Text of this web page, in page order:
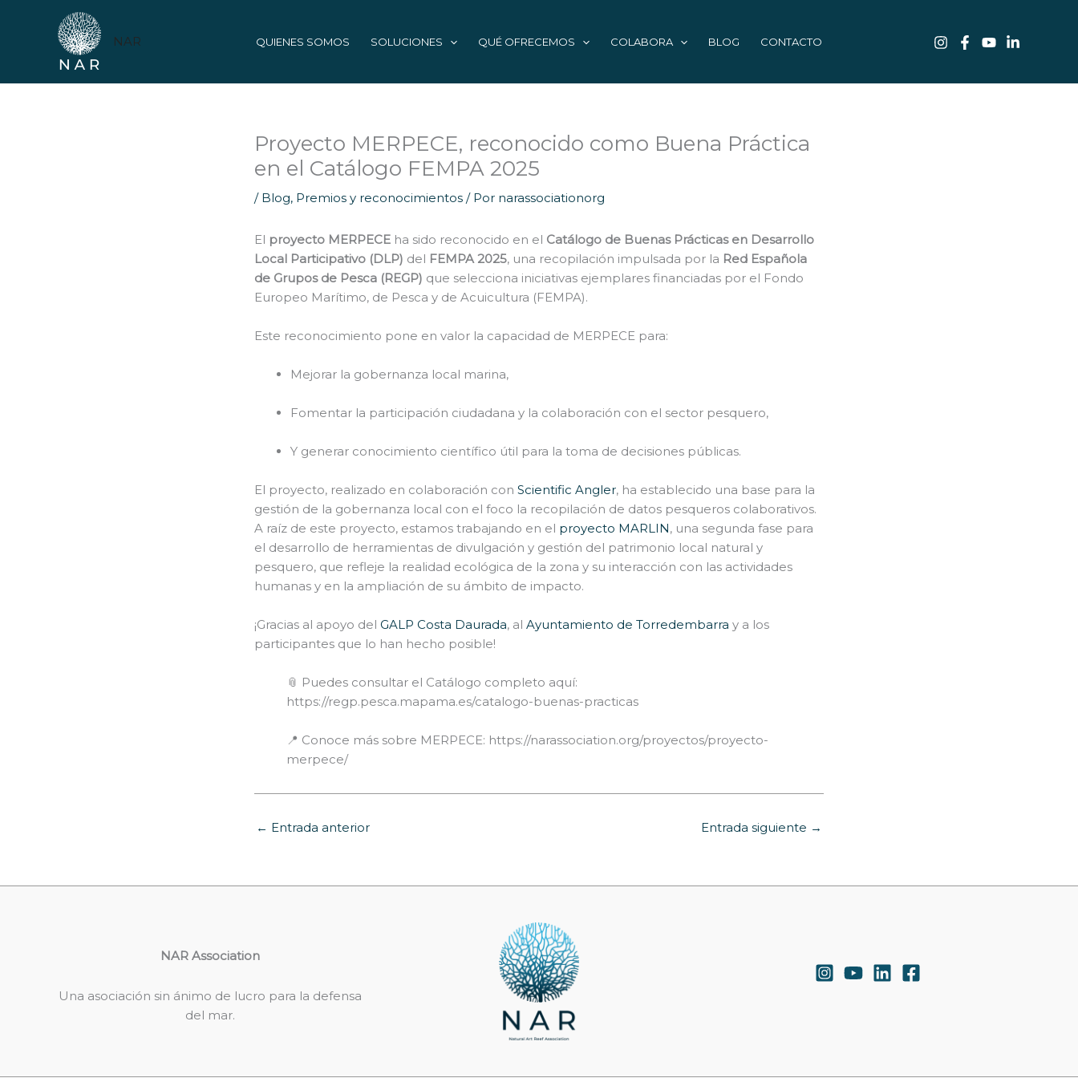
contenido
NAR QUIENES SOMOS SOLUCIONES QUÉ OFRECEMOS COLABORA BLOG CONTACTO
Proyecto MERPECE, reconocido como Buena Práctica
en el Catálogo FEMPA 2025
/ Blog, Premios y reconocimientos / Por narassociationorg
El proyecto MERPECE ha sido reconocido en el Catálogo de Buenas Prácticas en Desarrollo
Local Participativo (DLP) del FEMPA 2025, una recopilación impulsada por la Red Española
de Grupos de Pesca (REGP) que selecciona iniciativas ejemplares financiadas por el Fondo
Europeo Marítimo, de Pesca y de Acuicultura (FEMPA).
Este reconocimiento pone en valor la capacidad de MERPECE para:
Mejorar la gobernanza local marina,
Fomentar la participación ciudadana y la colaboración con el sector pesquero,
Y generar conocimiento científico útil para la toma de decisiones públicas.
El proyecto, realizado en colaboración con Scientific Angler, ha establecido una base para la
gestión de la gobernanza local con el foco la recopilación de datos pesqueros colaborativos.
A raíz de este proyecto, estamos trabajando en el proyecto MARLIN, una segunda fase para
el desarrollo de herramientas de divulgación y gestión del patrimonio local natural y
pesquero, que refleje la realidad ecológica de la zona y su interacción con las actividades
humanas y en la ampliación de su ámbito de impacto.
¡Gracias al apoyo del GALP Costa Daurada, al Ayuntamiento de Torredembarra y a los
participantes que lo han hecho posible!
📎 Puedes consultar el Catálogo completo aquí:
https://regp.pesca.mapama.es/catalogo-buenas-practicas
📍 Conoce más sobre MERPECE: https://narassociation.org/proyectos/proyecto-
merpece/
← Entrada anterior Entrada siguiente →
NAR Association
Una asociación sin ánimo de lucro para la defensa
del mar.